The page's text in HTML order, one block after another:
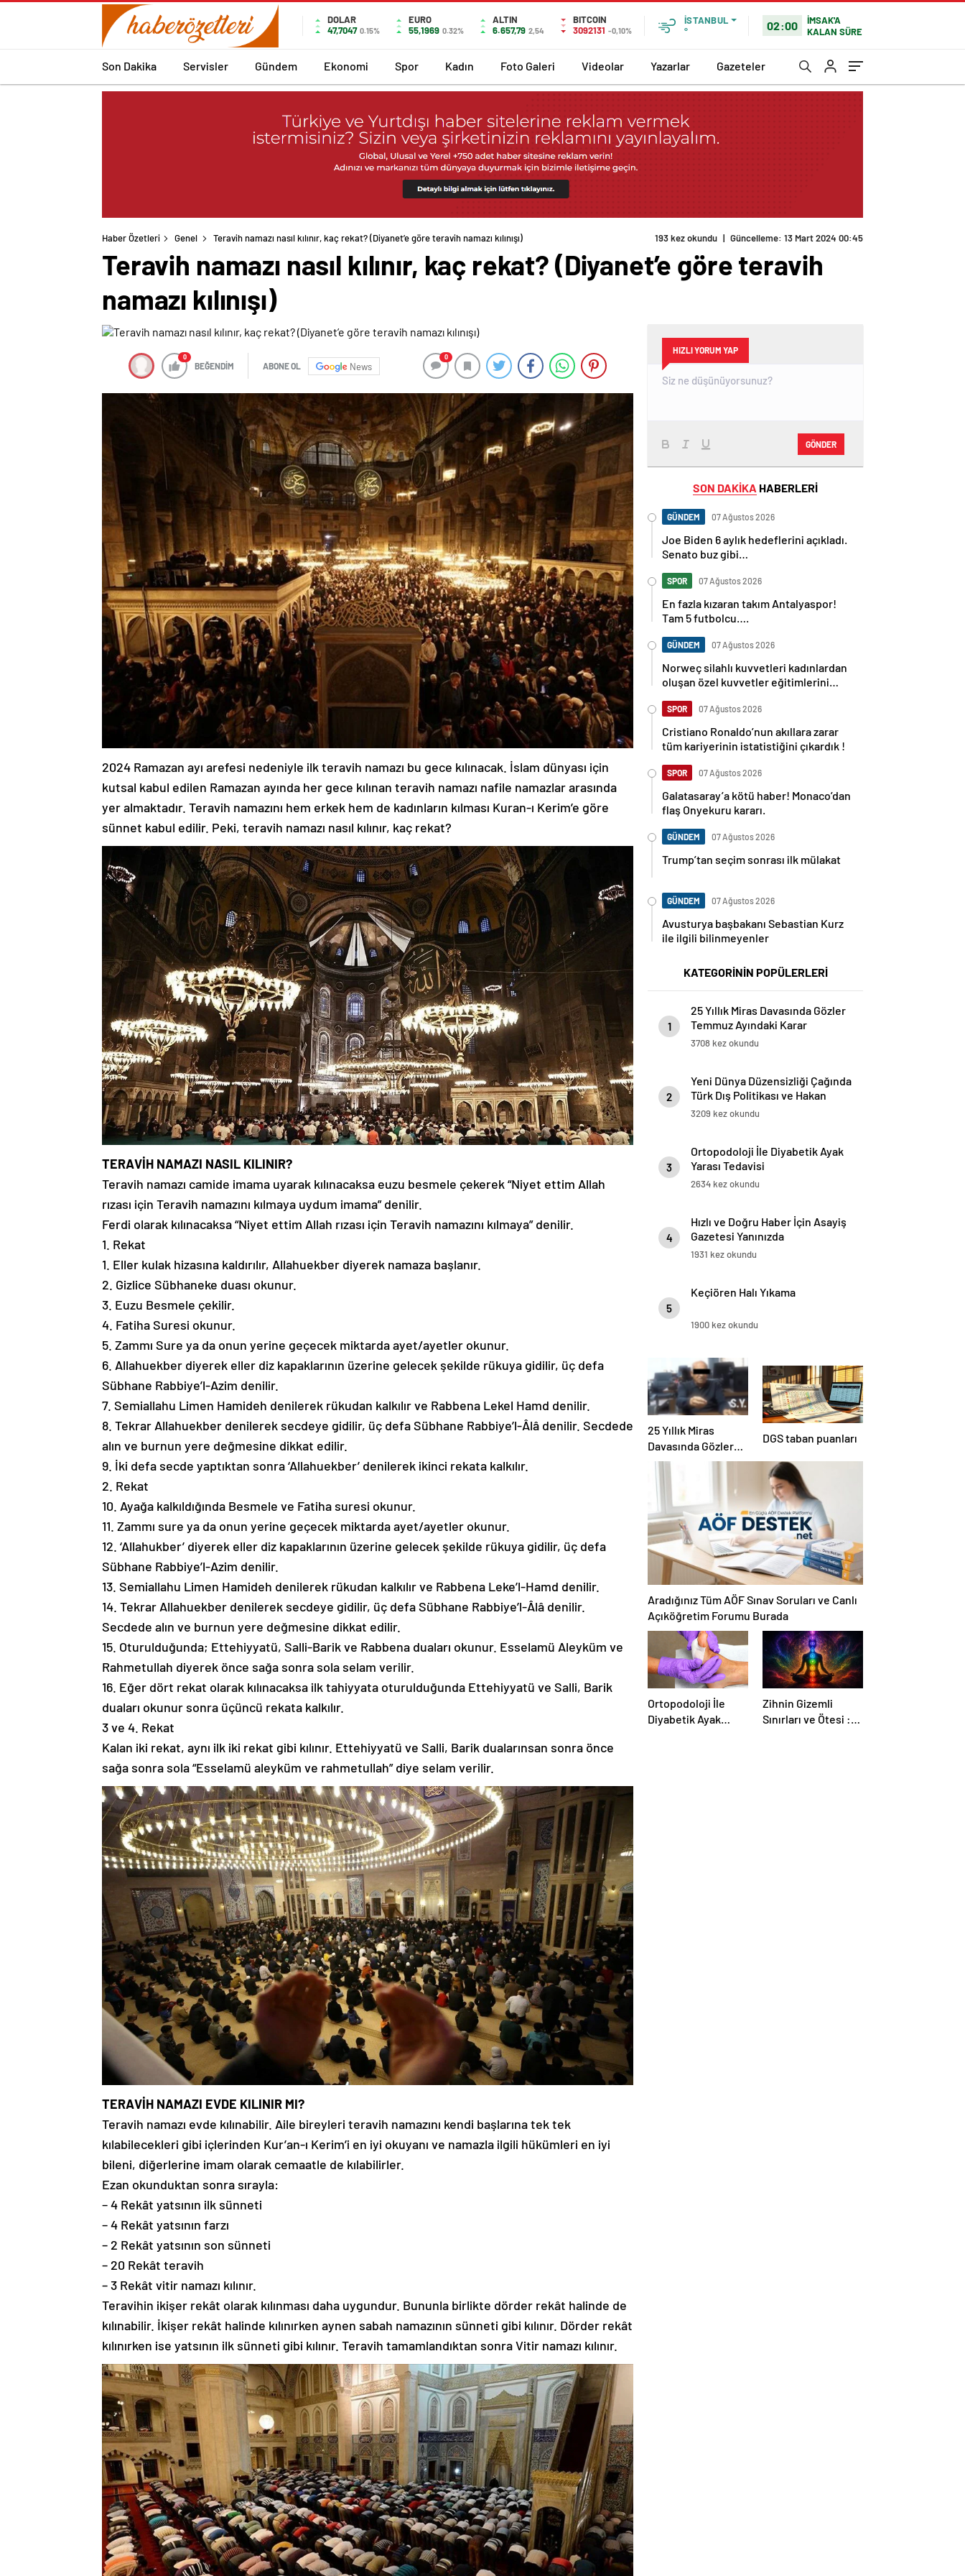
DOLAR
47,7047 0.15%
EURO
55,1969 0.32%
ALTIN
6.657,79 2,54
BITCOIN
3092131 -0,10%
İSTANBUL
°
02:00
İMSAK'A
KALAN SÜRE
Son Dakika Servisler Gündem Ekonomi Spor Kadın Foto Galeri Videolar Yazarlar Gazeteler
Haber Özetleri Genel Teravih namazı nasıl kılınır, kaç rekat? (Diyanet’e göre teravih namazı kılınışı) 193 kez okundu | Güncelleme: 13 Mart 2024 00:45
Teravih namazı nasıl kılınır, kaç rekat? (Diyanet’e göre teravih
namazı kılınışı)
0
BEĞENDİM ABONE OL News
0
2024 Ramazan ayı arefesi nedeniyle ilk teravih namazı bu gece kılınacak. İslam dünyası için
kutsal kabul edilen Ramazan ayında her gece kılınan teravih namazı nafile namazlar arasında
yer almaktadır. Teravih namazını hem erkek hem de kadınların kılması Kuran-ı Kerim’e göre
sünnet kabul edilir. Peki, teravih namazı nasıl kılınır, kaç rekat?
TERAVİH NAMAZI NASIL KILINIR?
Teravih namazı camide imama uyarak kılınacaksa euzu besmele çekerek “Niyet ettim Allah
rızası için Teravih namazını kılmaya uydum imama” denilir.
Ferdi olarak kılınacaksa “Niyet ettim Allah rızası için Teravih namazını kılmaya” denilir.
1. Rekat
1. Eller kulak hizasına kaldırılır, Allahuekber diyerek namaza başlanır.
2. Gizlice Sübhaneke duası okunur.
3. Euzu Besmele çekilir.
4. Fatiha Suresi okunur.
5. Zammı Sure ya da onun yerine geçecek miktarda ayet/ayetler okunur.
6. Allahuekber diyerek eller diz kapaklarının üzerine gelecek şekilde rükuya gidilir, üç defa
Sübhane Rabbiye’l-Azim denilir.
7. Semiallahu Limen Hamideh denilerek rükudan kalkılır ve Rabbena Lekel Hamd denilir.
8. Tekrar Allahuekber denilerek secdeye gidilir, üç defa Sübhane Rabbiye’l-Âlâ denilir. Secdede
alın ve burnun yere değmesine dikkat edilir.
9. İki defa secde yaptıktan sonra ‘Allahuekber’ denilerek ikinci rekata kalkılır.
2. Rekat
10. Ayağa kalkıldığında Besmele ve Fatiha suresi okunur.
11. Zammı sure ya da onun yerine geçecek miktarda ayet/ayetler okunur.
12. ‘Allahukber’ diyerek eller diz kapaklarının üzerine gelecek şekilde rükuya gidilir, üç defa
Sübhane Rabbiye’l-Azim denilir.
13. Semiallahu Limen Hamideh denilerek rükudan kalkılır ve Rabbena Leke’l-Hamd denilir.
14. Tekrar Allahuekber denilerek secdeye gidilir, üç defa Sübhane Rabbiye’l-Âlâ denilir.
Secdede alın ve burnun yere değmesine dikkat edilir.
15. Oturulduğunda; Ettehiyyatü, Salli-Barik ve Rabbena duaları okunur. Esselamü Aleyküm ve
Rahmetullah diyerek önce sağa sonra sola selam verilir.
16. Eğer dört rekat olarak kılınacaksa ilk tahiyyata oturulduğunda Ettehiyyatü ve Salli, Barik
duaları okunur sonra üçüncü rekata kalkılır.
3 ve 4. Rekat
Kalan iki rekat, aynı ilk iki rekat gibi kılınır. Ettehiyyatü ve Salli, Barik dualarınsan sonra önce
sağa sonra sola “Esselamü aleyküm ve rahmetullah” diye selam verilir.
TERAVİH NAMAZI EVDE KILINIR MI?
Teravih namazı evde kılınabilir. Aile bireyleri teravih namazını kendi başlarına tek tek
kılabilecekleri gibi içlerinden Kur’an-ı Kerim’i en iyi okuyanı ve namazla ilgili hükümleri en iyi
bileni, diğerlerine imam olarak cemaatle de kılabilirler.
Ezan okunduktan sonra sırayla:
– 4 Rekât yatsının ilk sünneti
– 4 Rekât yatsının farzı
– 2 Rekât yatsının son sünneti
– 20 Rekât teravih
– 3 Rekât vitir namazı kılınır.
Teravihin ikişer rekât olarak kılınması daha uygundur. Bununla birlikte dörder rekât halinde de
kılınabilir. İkişer rekât halinde kılınırken aynen sabah namazının sünneti gibi kılınır. Dörder rekât
kılınırken ise yatsının ilk sünneti gibi kılınır. Teravih tamamlandıktan sonra Vitir namazı kılınır.
HIZLI YORUM YAP
GÖNDER
SON DAKİKA HABERLERİ
GÜNDEM 07 Ağustos 2026
Joe Biden 6 aylık hedeflerini açıkladı.
Senato buz gibi…
SPOR 07 Ağustos 2026
En fazla kızaran takım Antalyaspor!
Tam 5 futbolcu….
GÜNDEM 07 Ağustos 2026
Norweç silahlı kuvvetleri kadınlardan
oluşan özel kuvvetler eğitimlerini
SPOR 07 Ağustos 2026
Cristiano Ronaldo’nun akıllara zarar
tüm kariyerinin istatistiğini çıkardık !
SPOR 07 Ağustos 2026
Galatasaray’a kötü haber! Monaco’dan
flaş Onyekuru kararı.
GÜNDEM 07 Ağustos 2026
Trump’tan seçim sonrası ilk mülakat
GÜNDEM 07 Ağustos 2026
Avusturya başbakanı Sebastian Kurz
ile ilgili bilinmeyenler
KATEGORİNİN POPÜLERLERİ
1
25 Yıllık Miras Davasında Gözler
Temmuz Ayındaki Karar
Duruşmasına Çevrildi
3708 kez okundu
2
Yeni Dünya Düzensizliği Çağında
Türk Dış Politikası ve Hakan
Fidan Faktörü
3209 kez okundu
3
Ortopodoloji İle Diyabetik Ayak
Yarası Tedavisi
2634 kez okundu
4
Hızlı ve Doğru Haber İçin Asayiş
Gazetesi Yanınızda
1931 kez okundu
5
Keçiören Halı Yıkama
1900 kez okundu
25 Yıllık Miras
Davasında Gözler
Temmuz Ayındaki
Çevrildi
DGS taban puanları
Aradığınız Tüm AÖF Sınav Soruları ve Canlı
Açıköğretim Forumu Burada
Ortopodoloji İle
Diyabetik Ayak
Zihnin Gizemli
Sınırları ve Ötesi :